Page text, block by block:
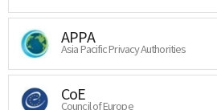
APPA
Asia Pacific Privacy Authorities
CoE
Council of Europe